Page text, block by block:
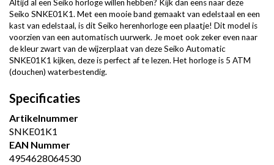
Altijd al een Seiko horloge willen hebben? Kijk dan eens naar deze
Seiko SNKE01K1. Met een mooie band gemaakt van edelstaal en een
kast van edelstaal, is dit Seiko herenhorloge een plaatje! Dit model is
voorzien van een automatisch uurwerk. Je moet ook zeker even naar
de kleur zwart van de wijzerplaat van deze Seiko Automatic
SNKE01K1 kijken, deze is perfect af te lezen. Het horloge is 5 ATM
(douchen) waterbestendig.
Specificaties
Artikelnummer
SNKE01K1
EAN Nummer
4954628064530